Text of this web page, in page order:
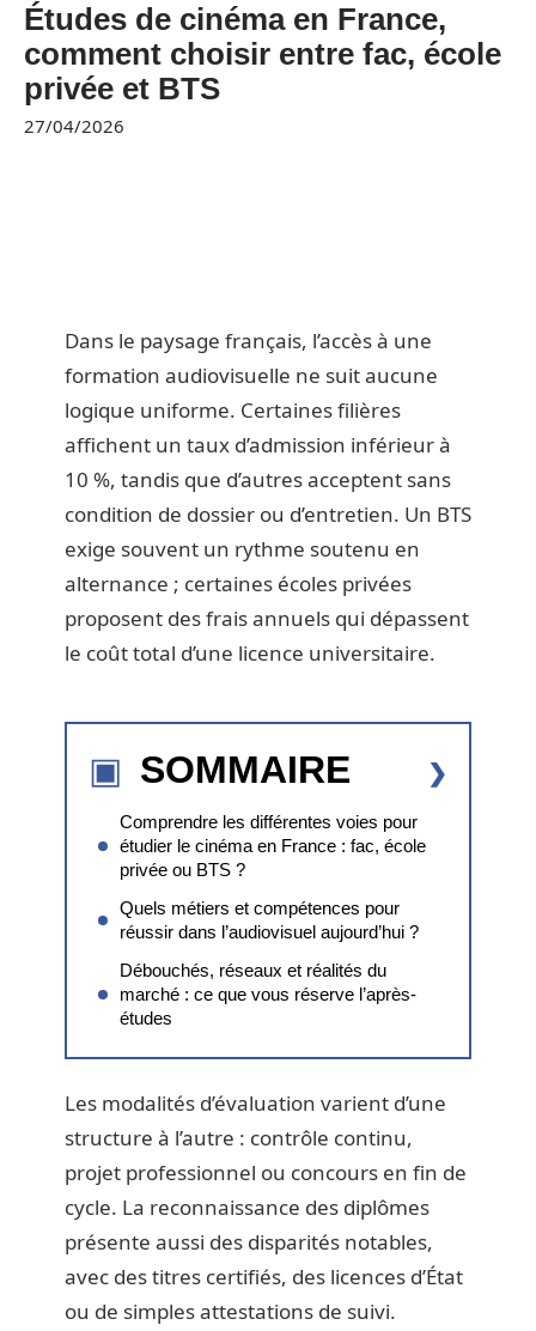
Études de cinéma en France,
comment choisir entre fac, école
privée et BTS
27/04/2026
Dans le paysage français, l’accès à une
formation audiovisuelle ne suit aucune
logique uniforme. Certaines filières
affichent un taux d’admission inférieur à
10 %, tandis que d’autres acceptent sans
condition de dossier ou d’entretien. Un BTS
exige souvent un rythme soutenu en
alternance ; certaines écoles privées
proposent des frais annuels qui dépassent
le coût total d’une licence universitaire.
SOMMAIRE
Comprendre les différentes voies pour
étudier le cinéma en France : fac, école
privée ou BTS ?
Quels métiers et compétences pour
réussir dans l’audiovisuel aujourd’hui ?
Débouchés, réseaux et réalités du
marché : ce que vous réserve l’après-
études
Les modalités d’évaluation varient d’une
structure à l’autre : contrôle continu,
projet professionnel ou concours en fin de
cycle. La reconnaissance des diplômes
présente aussi des disparités notables,
avec des titres certifiés, des licences d’État
ou de simples attestations de suivi.